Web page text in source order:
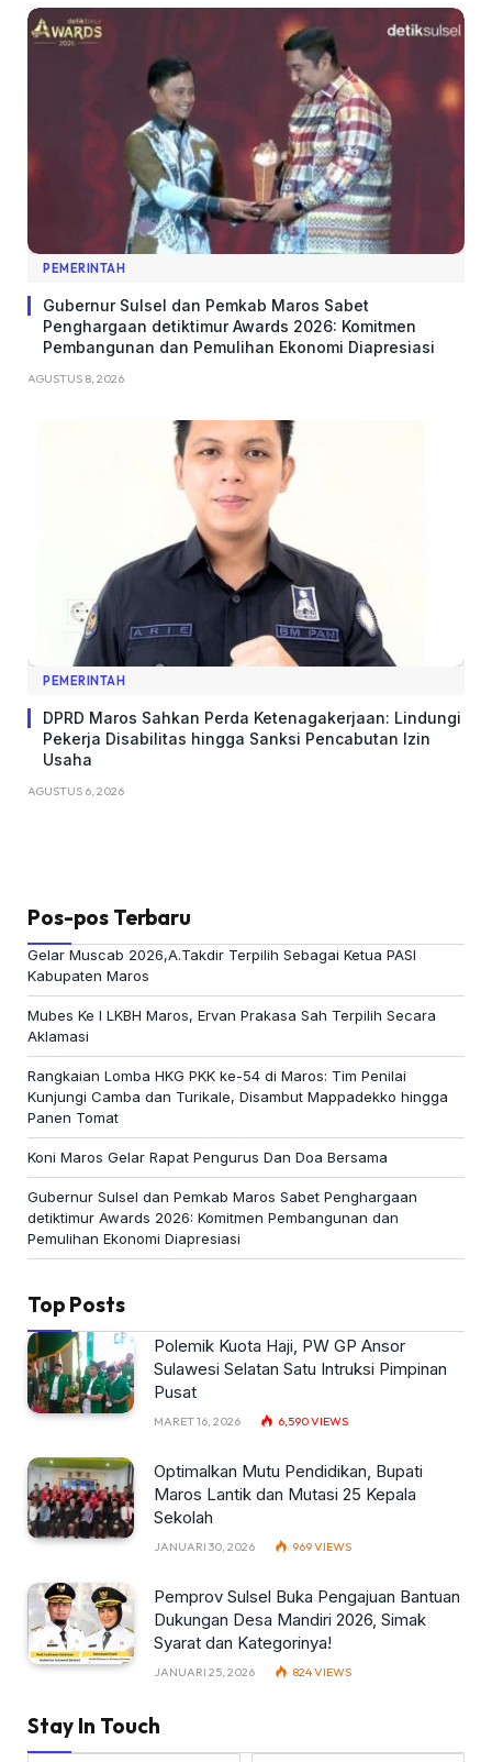
PEMERINTAH
Gubernur Sulsel dan Pemkab Maros Sabet
Penghargaan detiktimur Awards 2026: Komitmen
Pembangunan dan Pemulihan Ekonomi Diapresiasi
AGUSTUS 8, 2026
PEMERINTAH
DPRD Maros Sahkan Perda Ketenagakerjaan: Lindungi
Pekerja Disabilitas hingga Sanksi Pencabutan Izin
Usaha
AGUSTUS 6, 2026
Pos-pos Terbaru
Gelar Muscab 2026,A.Takdir Terpilih Sebagai Ketua PASI
Kabupaten Maros
Mubes Ke I LKBH Maros, Ervan Prakasa Sah Terpilih Secara
Aklamasi
Rangkaian Lomba HKG PKK ke-54 di Maros: Tim Penilai
Kunjungi Camba dan Turikale, Disambut Mappadekko hingga
Panen Tomat
Koni Maros Gelar Rapat Pengurus Dan Doa Bersama
Gubernur Sulsel dan Pemkab Maros Sabet Penghargaan
detiktimur Awards 2026: Komitmen Pembangunan dan
Pemulihan Ekonomi Diapresiasi
Top Posts
Polemik Kuota Haji, PW GP Ansor
Sulawesi Selatan Satu Intruksi Pimpinan
Pusat
MARET 16, 2026 6,590VIEWS
Optimalkan Mutu Pendidikan, Bupati
Maros Lantik dan Mutasi 25 Kepala
Sekolah
JANUARI 30, 2026 969VIEWS
Pemprov Sulsel Buka Pengajuan Bantuan
Dukungan Desa Mandiri 2026, Simak
Syarat dan Kategorinya!
JANUARI 25, 2026 824VIEWS
Stay In Touch